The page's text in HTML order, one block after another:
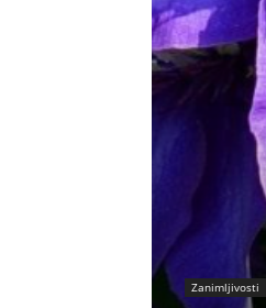
Zanimljivosti